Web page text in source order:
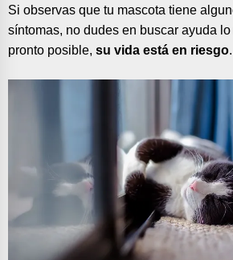
Si observas que tu mascota tiene
síntomas, no dudes en buscar ayuda lo
pronto posible, su vida está en riesgo.